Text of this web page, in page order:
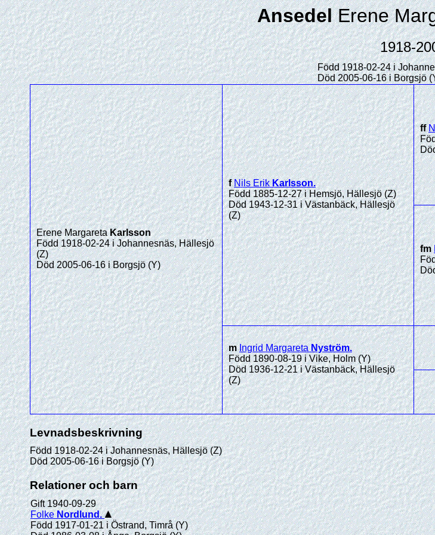
AnsedelErene
1918-
Född 1918-02-24 i
Död 2005-06-16 i Borgsjö
Erene Margareta Karlsson
Född 1918-02-24 i Johannesnäs, Hällesjö
(Z)
Död 2005-06-16 i Borgsjö (Y)
fNils Erik Karlsson.
Född 1885-12-27 i Hemsjö, Hällesjö (Z)
Död 1943-12-31 i Västanbäck, Hällesjö
(Z)
ff
fm
mIngrid Margareta Nyström.
Född 1890-08-19 i Vike, Holm (Y)
Död 1936-12-21 i Västanbäck, Hällesjö
(Z)
Levnadsbeskrivning
Född 1918-02-24 i Johannesnäs, Hällesjö (Z)
Död 2005-06-16 i Borgsjö (Y)
Relationer och barn
Gift 1940-09-29
Folke Nordlund.
Född 1917-01-21 i Östrand, Timrå (Y)